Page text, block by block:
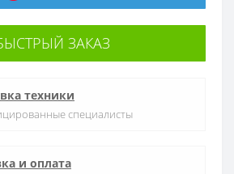
ЗАКАЗ
техники
специалисты
и оплата